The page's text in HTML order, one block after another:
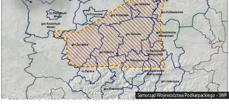
Samorząd Województwa Podkarpackiego - SWP
Zaznaczony obszar to teren projektu "Podkarpackie 1"